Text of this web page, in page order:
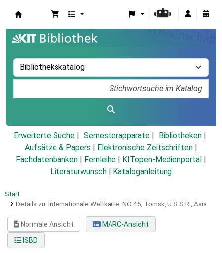
Erweiterte Suche Semesterapparate
Bibliotheken
Aufsätze & Papers
Elektronische Zeitschriften
Fachdatenbanken
Fernleihe KITopen-Medienportal
Literaturwunsch
Kataloganleitung
Start
Details zu: Internationale Weltkarte. NO 45, Tomsk, U.S.S.R., Asia
Normale Ansicht
MARC-Ansicht
ISBD